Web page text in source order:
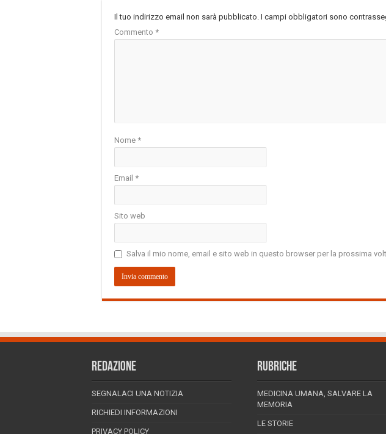
Il tuo indirizzo email non sarà pubblicato. I campi obbligatori sono
Commento *
Nome *
Email *
Sito web
Salva il mio nome, email e sito web in questo browser per la prossima
REDAZIONE
SEGNALACI UNA NOTIZIA
RICHIEDI INFORMAZIONI
PRIVACY POLICY
RUBRICHE
MEDICINA UMANA, SALVARE LA
MEMORIA
LE STORIE